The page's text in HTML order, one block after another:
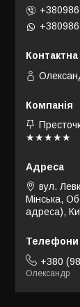
★★★★★
вул.
Мінська,
адреса),
+380
Олександр